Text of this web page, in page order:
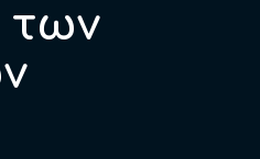
των